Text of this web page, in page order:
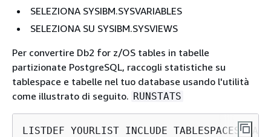
SELEZIONA SYSIBM.SYSVARIABLES
SELEZIONA SU SYSIBM.SYSVIEWS
Per convertire Db2 for z/OS tables in tabelle
partizionate PostgreSQL, raccogli statistiche su
tablespace e tabelle nel tuo database usando l'utilità
come illustrato di seguito. RUNSTATS
LISTDEF YOURLIST INCLUDE TABLESPACES